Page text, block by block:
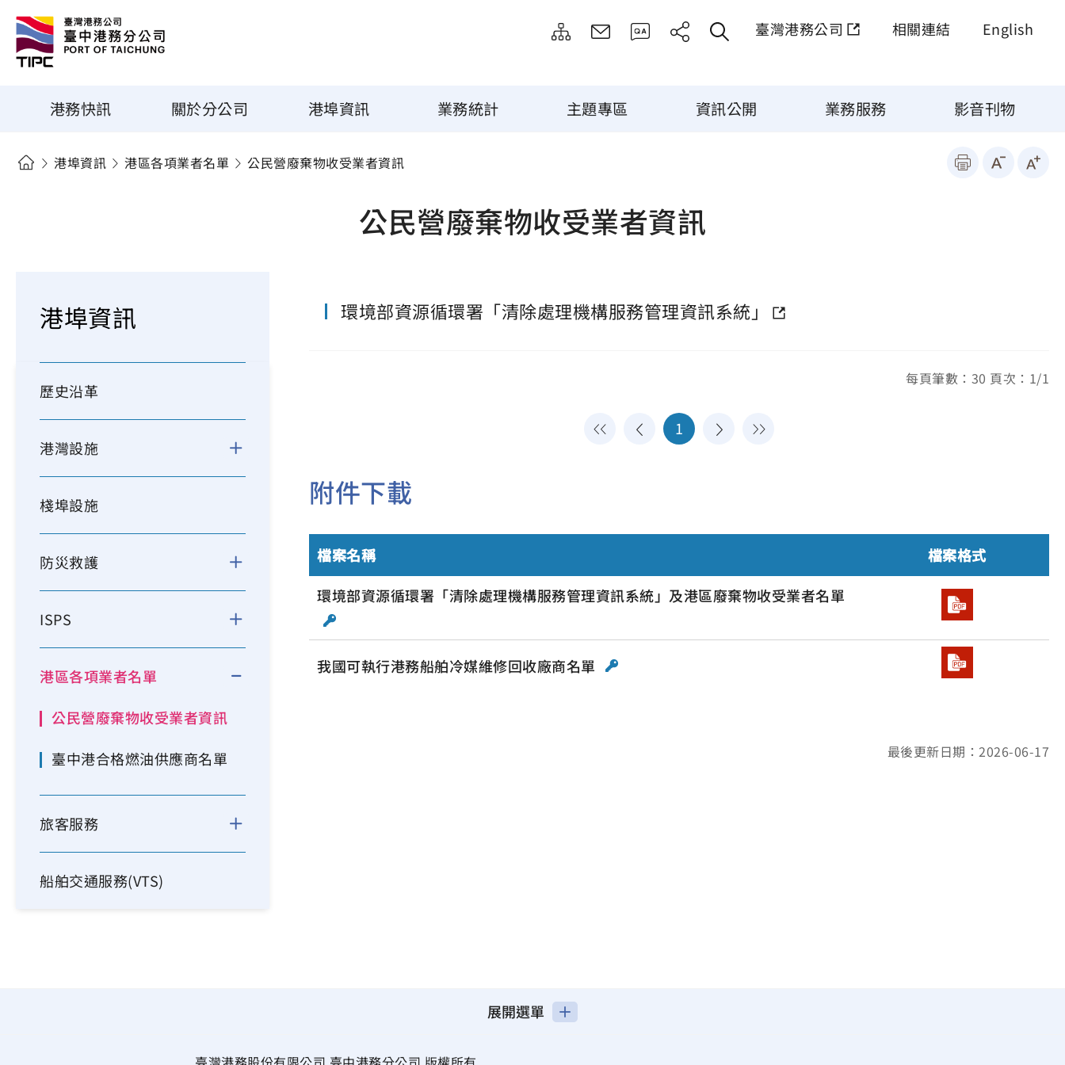
臺灣港務公司 相關連結 English
港務快訊 關於分公司 港埠資訊 業務統計 主題專區 資訊公開 業務服務 影音刊物
港埠資訊 港區各項業者名單 公民營廢棄物收受業者資訊
公民營廢棄物收受業者資訊
港埠資訊
歷史沿革
港灣設施
棧埠設施
防災救護
ISPS
港區各項業者名單
公民營廢棄物收受業者資訊
臺中港合格燃油供應商名單
旅客服務
船舶交通服務(VTS)
環境部資源循環署「清除處理機構服務管理資訊系統」
每頁筆數：30 頁次：1/1
1
附件下載
檔案名稱
檔案格式
環境部資源循環署「清除處理機構服務管理資訊系統」及港區廢棄物收受業者名單
我國可執行港務船舶冷媒維修回收廠商名單
最後更新日期：2026-06-17
展開選單